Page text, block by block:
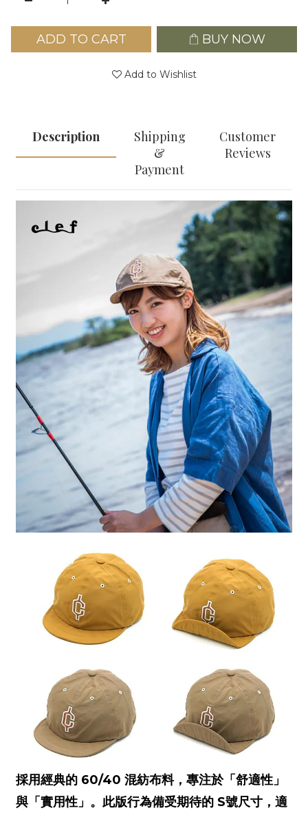
ADD TO CART BUY NOW
Add to Wishlist
Description
Shipping
&
Payment
Customer
Reviews
採用經典的 60/40 混紡布料，專注於「舒適性」
與「實用性」。此版行為備受期待的 S號尺寸，適